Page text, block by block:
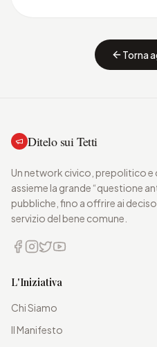
Torna
Ditelo sui Tetti
Un network civico, prepolitico
assieme la grande “questione
pubbliche, fino a offrire ai
servizio del bene comune.
L'Iniziativa
Chi Siamo
Il Manifesto